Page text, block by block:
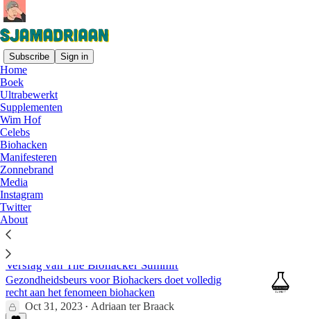
Subscribe Sign in
Home
Boek
Ultrabewerkt
Supplementen
Wim Hof
Celebs
Biohacken
Manifesteren
Zonnebrand
Media
Instagram
Twitter
About
Biohacken
Een hallucinant staaltje pseudowetenschap
promoten in het AD
Long covid aanvliegen met biohacken?
Feb 25, 2025
66
Verslag van The Biohacker Summit
Gezondheidsbeurs voor Biohackers doet volledig
recht aan het fenomeen biohacken
Oct 31, 2023 • Adriaan ter Braack